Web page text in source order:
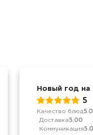
Новый год на
5
Качество блюд
Доставка5.00
Коммуникация